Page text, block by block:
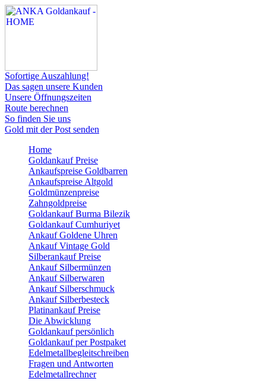
Sofortige Auszahlung!
Das sagen unsere Kunden
Unsere Öffnungszeiten
Route berechnen
So finden Sie uns
Gold mit der Post senden
Home
Goldankauf Preise
Ankaufspreise Goldbarren
Ankaufspreise Altgold
Goldmünzenpreise
Zahngoldpreise
Goldankauf Burma Bilezik
Goldankauf Cumhuriyet
Ankauf Goldene Uhren
Ankauf Vintage Gold
Silberankauf Preise
Ankauf Silbermünzen
Ankauf Silberwaren
Ankauf Silberschmuck
Ankauf Silberbesteck
Platinankauf Preise
Die Abwicklung
Goldankauf persönlich
Goldankauf per Postpaket
Edelmetallbegleitschreiben
Fragen und Antworten
Edelmetallrechner